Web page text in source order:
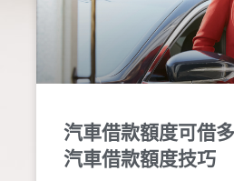
汽車借款額度可借
汽車借款額度技巧